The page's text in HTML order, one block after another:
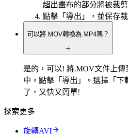
超出畫布的部分將被裁剪
點擊「導出」，並保存
可以將.MOV轉換為.MP4嗎？
是的，可以! 將.MOV文件上
中。點擊「導出」。選擇「下
了，又快又簡單!
探索更多
旋轉AVI